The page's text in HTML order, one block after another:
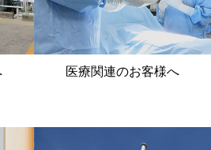
証の掲示について
医療関連のお客様へ